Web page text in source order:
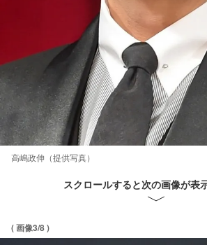
高嶋政伸（提供写真）
スクロールすると次の画像が表
( 画像3/8 )